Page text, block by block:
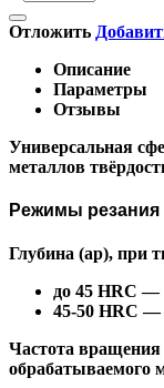
Отложить
Описание
Параметры
Отзывы
Универсальная
металлов
Режимы резания
Глубина (ap), при
до 45 HRC —
45-50 HRC —
Частота
обрабатываемого